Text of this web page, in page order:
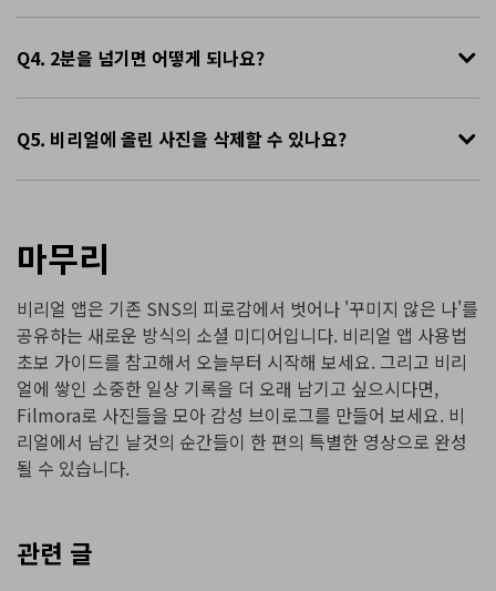
Q4. 2분을 넘기면 어떻게 되나요?
Q5. 비리얼에 올린 사진을 삭제할 수 있나요?
마무리
비리얼 앱은 기존 SNS의 피로감에서 벗어나 '꾸미지 않은 나'를
공유하는 새로운 방식의 소셜 미디어입니다. 비리얼 앱 사용법
초보 가이드를 참고해서 오늘부터 시작해 보세요. 그리고 비리
얼에 쌓인 소중한 일상 기록을 더 오래 남기고 싶으시다면,
Filmora로 사진들을 모아 감성 브이로그를 만들어 보세요. 비
리얼에서 남긴 날것의 순간들이 한 편의 특별한 영상으로 완성
될 수 있습니다.
관련 글